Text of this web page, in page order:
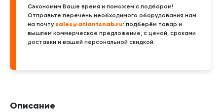
Сэкономим Ваше время и поможем с подбором!
Отправьте перечень необходимого оборудования нам
на почту sales@atlantsnab.ru: подберём товар и
вышлем коммерческое предложение, с ценой, сроками
доставки и вашей персональной скидкой.
Описание